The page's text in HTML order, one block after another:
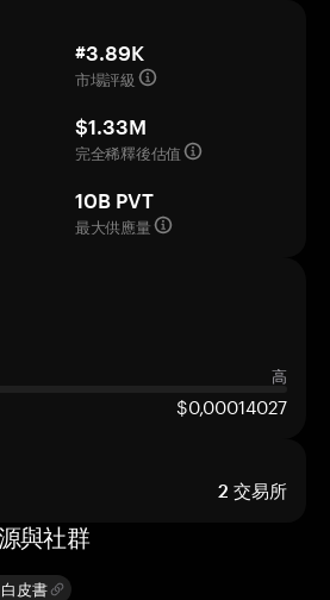
#3.89K
市場評級
$1.33M
完全稀釋後估值
10B PVT
最大供應量
高
$0,00014027
2 交易所
與社群
皮書